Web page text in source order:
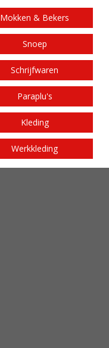
Mokken & Bekers
Snoep
Schrijfwaren
Paraplu's
Kleding
Werkkleding